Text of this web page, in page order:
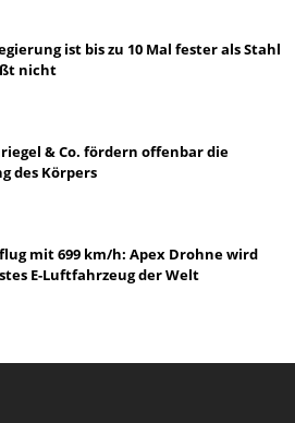
ist bis zu 10 Mal fester als Stahl
nicht
& Co. fördern offenbar die
des Körpers
mit 699 km/h: Apex Drohne wird
E-Luftfahrzeug der Welt